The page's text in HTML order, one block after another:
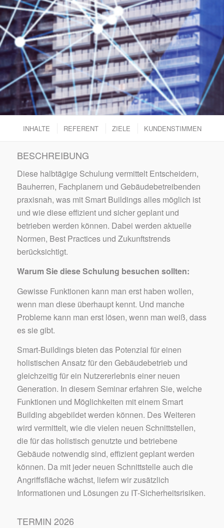
INHALTE REFERENT ZIELE KUNDENSTIMMEN
BESCHREIBUNG
Diese halbtägige Schulung vermittelt Entscheidern,
Bauherren, Fachplanern und Gebäudebetreibenden
praxisnah, was mit Smart Buildings alles möglich ist
und wie diese effizient und sicher geplant und
betrieben werden können. Dabei werden aktuelle
Normen, Best Practices und Zukunftstrends
berücksichtigt.
Warum Sie diese Schulung besuchen sollten:
Gewisse Funktionen kann man erst haben wollen,
wenn man diese überhaupt kennt. Und manche
Probleme kann man erst lösen, wenn man weiß, dass
es sie gibt.
Smart-Buildings bieten das Potenzial für einen
holistischen Ansatz für den Gebäudebetrieb und
gleichzeitig für ein Nutzererlebnis einer neuen
Generation. In diesem Seminar erfahren Sie, welche
Funktionen und Möglichkeiten mit einem Smart
Building abgebildet werden können. Des Weiteren
wird vermittelt, wie die vielen neuen Schnittstellen,
die für das holistisch genutzte und betriebene
Gebäude notwendig sind, effizient geplant werden
können. Da mit jeder neuen Schnittstelle auch die
Angriffsfläche wächst, liefern wir zusätzlich
Informationen und Lösungen zu IT-Sicherheitsrisiken.
TERMIN 2026